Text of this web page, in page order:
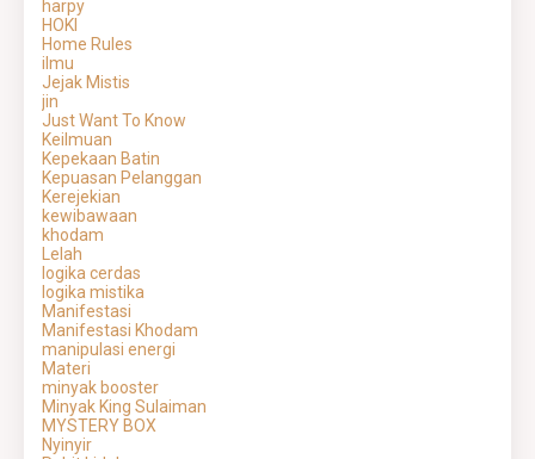
harpy
HOKI
Home Rules
ilmu
Jejak Mistis
jin
Just Want To Know
Keilmuan
Kepekaan Batin
Kepuasan Pelanggan
Kerejekian
kewibawaan
khodam
Lelah
logika cerdas
logika mistika
Manifestasi
Manifestasi Khodam
manipulasi energi
Materi
minyak booster
Minyak King Sulaiman
MYSTERY BOX
Nyinyir